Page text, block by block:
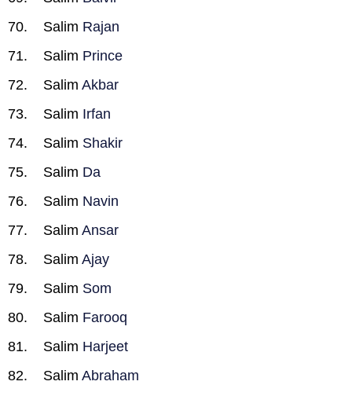
Salim Rajan
Salim Prince
Salim Akbar
Salim Irfan
Salim Shakir
Salim Da
Salim Navin
Salim Ansar
Salim Ajay
Salim Som
Salim Farooq
Salim Harjeet
Salim Abraham